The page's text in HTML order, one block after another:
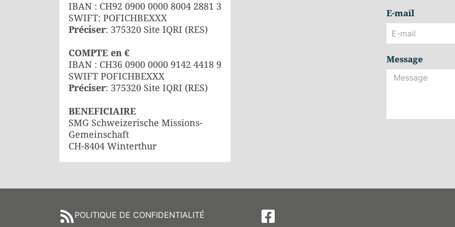
IBAN : CH92 0900 0000 8004 2881 3
SWIFT: POFICHBEXXX
Préciser: 375320 Site IQRI (RES)
COMPTE en €
IBAN : CH36 0900 0000 9142 4418 9
SWIFT POFICHBEXXX
Préciser: 375320 Site IQRI (RES)
BENEFICIAIRE
SMG Schweizerische Missions-
Gemeinschaft
CH-8404 Winterthur
E-mail
Message
POLITIQUE DE CONFIDENTIALITÉ